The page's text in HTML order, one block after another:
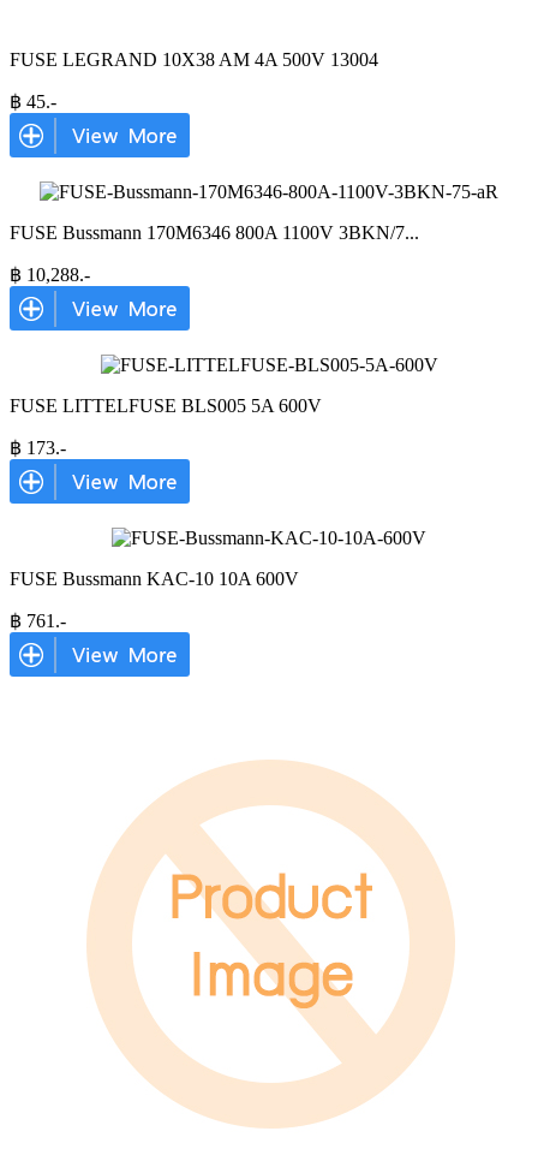
FUSE LEGRAND 10X38 AM 4A 500V 13004
฿ 45.-
FUSE Bussmann 170M6346 800A 1100V 3BKN/7...
฿ 10,288.-
FUSE LITTELFUSE BLS005 5A 600V
฿ 173.-
FUSE Bussmann KAC-10 10A 600V
฿ 761 .-